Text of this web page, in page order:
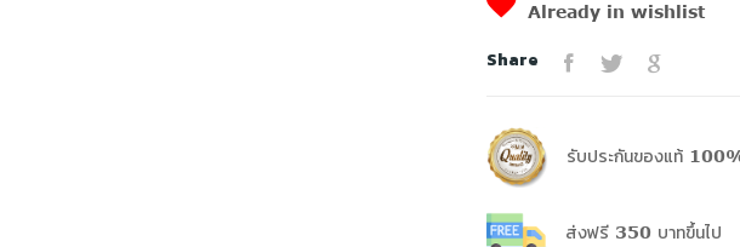
Already in wishlist
Share
รับประกันของแท้
ส่งฟรี 350 บาทขึ้นไป